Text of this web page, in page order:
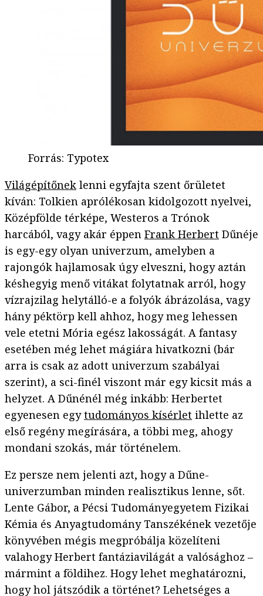
Forrás: Typotex
Világépítőnek lenni egyfajta szent őrületet
kíván: Tolkien aprólékosan kidolgozott nyelvei,
Középfölde térképe, Westeros a Trónok
harcából, vagy akár éppen Frank Herbert Dűnéje
is egy-egy olyan univerzum, amelyben a
rajongók hajlamosak úgy elveszni, hogy aztán
késhegyig menő vitákat folytatnak arról, hogy
vízrajzilag helytálló-e a folyók ábrázolása, vagy
hány péktörp kell ahhoz, hogy meg lehessen
vele etetni Mória egész lakosságát. A fantasy
esetében még lehet mágiára hivatkozni (bár
arra is csak az adott univerzum szabályai
szerint), a sci-finél viszont már egy kicsit más a
helyzet. A Dűnénél még inkább: Herbertet
egyenesen egytudományos kísérlet ihlette az
első regény megírására, a többi meg, ahogy
mondani szokás, már történelem.
Ez persze nem jelenti azt, hogy a Dűne-
univerzumban minden realisztikus lenne, sőt.
Lente Gábor, a Pécsi Tudományegyetem Fizikai
Kémia és Anyagtudomány Tanszékének vezetője
könyvében mégis megpróbálja közelíteni
valahogy Herbert fantáziavilágát a valósághoz –
mármint a földihez. Hogy lehet meghatározni,
hogy hol játszódik a történet? Lehetséges a